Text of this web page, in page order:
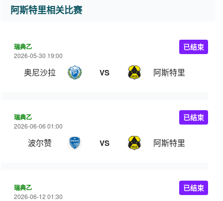
阿斯特里相关比赛
瑞典乙
2026-05-30 19:00
奥尼沙拉 VS 阿斯特里
已结束
瑞典乙
2026-06-06 01:00
波尔赞 VS 阿斯特里
已结束
瑞典乙
2026-06-12 01:30
已结束